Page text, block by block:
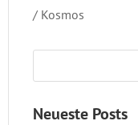
/ Kosmos
Neueste Posts